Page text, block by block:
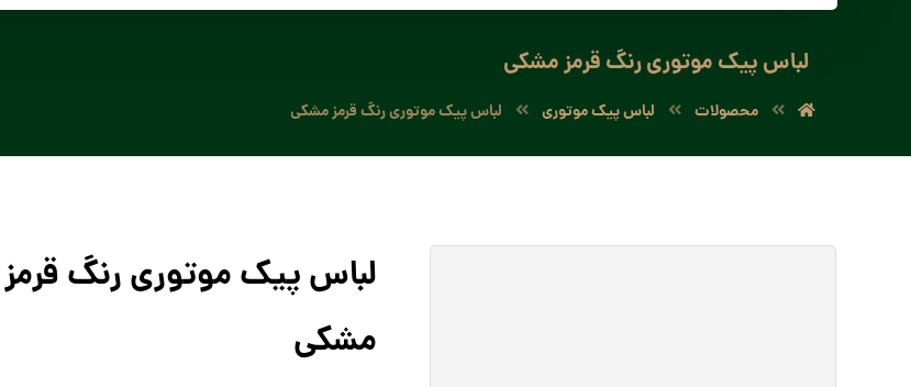
لباس پیک موتوری رنگ قرمز مشکی
محصولات لباس پیک موتوری لباس پیک موتوری رنگ قرمز مشکی
لباس پیک موتوری رنگ قرمز
مشکی